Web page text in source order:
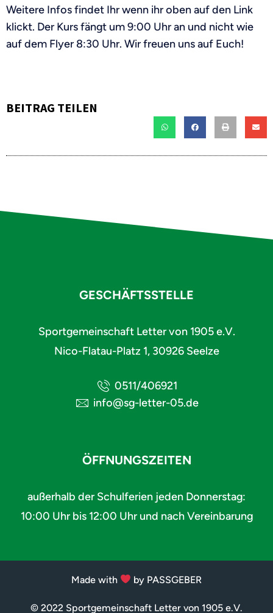
Weitere Infos findet Ihr wenn ihr oben auf den Link
klickt. Der Kurs fängt um 9:00 Uhr an und nicht wie
auf dem Flyer 8:30 Uhr. Wir freuen uns auf Euch!
BEITRAG TEILEN
GESCHÄFTSSTELLE
Sportgemeinschaft Letter von 1905 e.V.
Nico-Flatau-Platz 1, 30926 Seelze
0511/406921
info@sg-letter-05.de
ÖFFNUNGSZEITEN
außerhalb der Schulferien jeden Donnerstag:
10:00 Uhr bis 12:00 Uhr und nach Vereinbarung
Made with by PASSGEBER
© 2022 Sportgemeinschaft Letter von 1905 e.V.